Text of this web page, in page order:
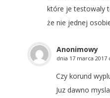
które je testowaly
że nie jednej
Anonimowy
dnia 17 marca 2017
Czy korund
Juz dawno